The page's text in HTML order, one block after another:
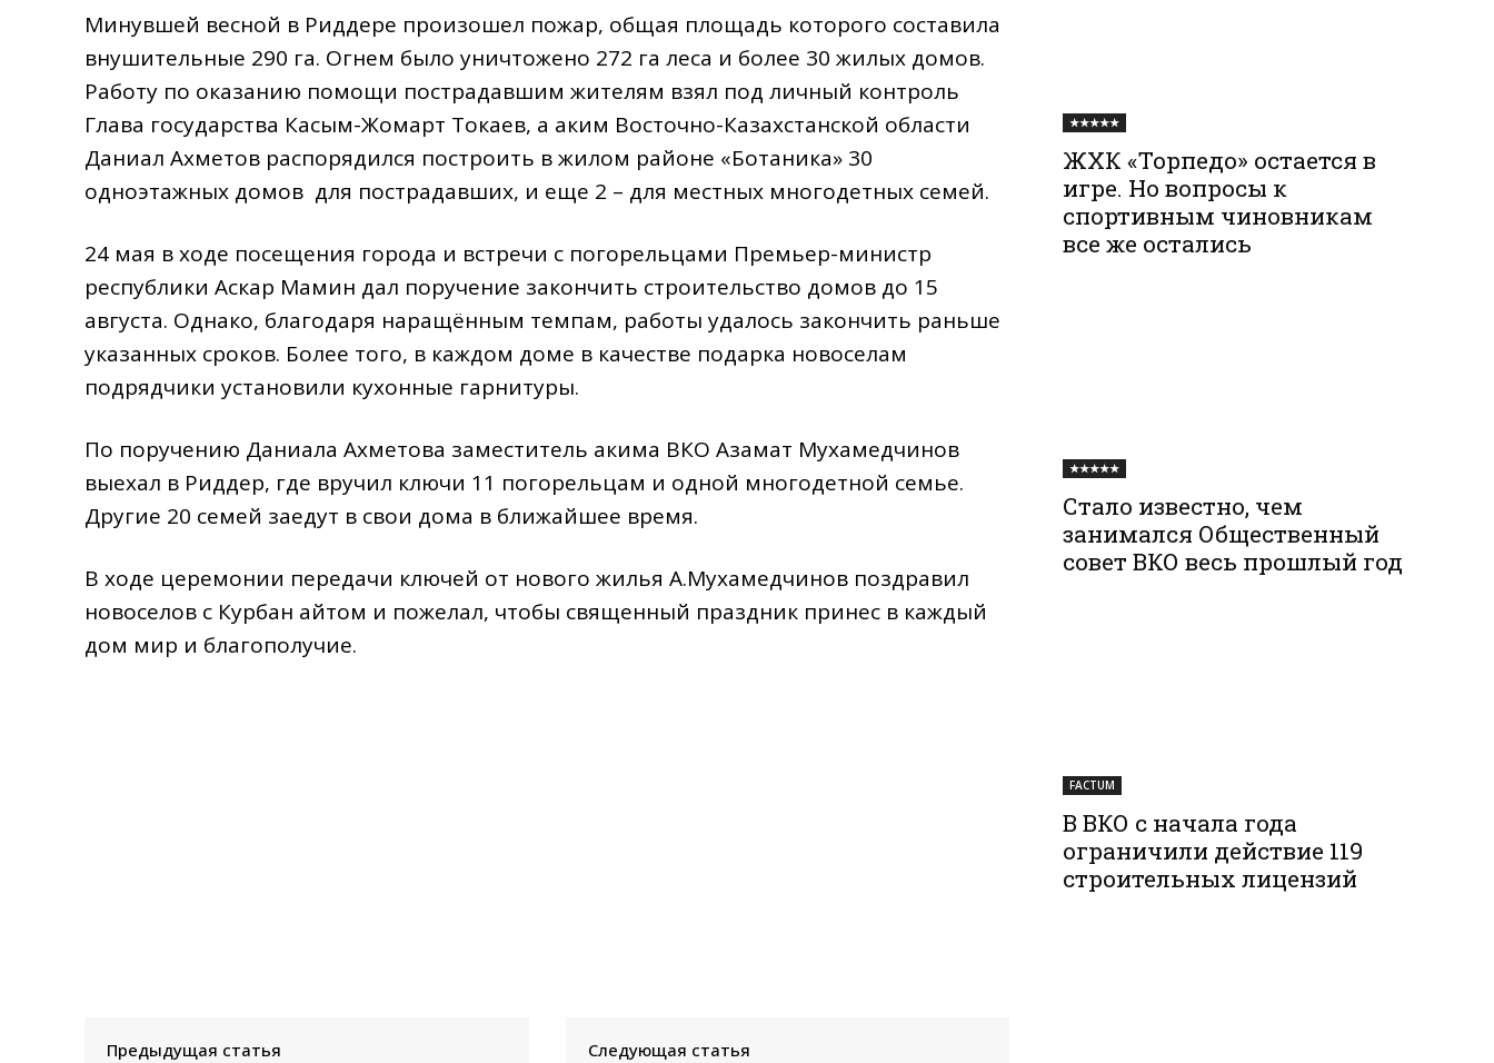
Минувшей весной в Риддере произошел пожар, общая площадь которого составила
внушительные 290 га. Огнем было уничтожено 272 га леса и более 30 жилых домов.
Работу по оказанию помощи пострадавшим жителям взял под личный контроль
Глава государства Касым-Жомарт Токаев, а аким Восточно-Казахстанской области
Даниал Ахметов распорядился построить в жилом районе «Ботаника» 30
одноэтажных домов для пострадавших, и еще 2 – для местных многодетных семей.
24 мая в ходе посещения города и встречи с погорельцами Премьер-министр
республики Аскар Мамин дал поручение закончить строительство домов до 15
августа. Однако, благодаря наращённым темпам, работы удалось закончить раньше
указанных сроков. Более того, в каждом доме в качестве подарка новоселам
подрядчики установили кухонные гарнитуры.
По поручению Даниала Ахметова заместитель акима ВКО Азамат Мухамедчинов
выехал в Риддер, где вручил ключи 11 погорельцам и одной многодетной семье.
Другие 20 семей заедут в свои дома в ближайшее время.
В ходе церемонии передачи ключей от нового жилья А.Мухамедчинов поздравил
новоселов с Курбан айтом и пожелал, чтобы священный праздник принес в каждый
дом мир и благополучие.
Предыдущая статья Следующая статья
★★★★★
ЖХК «Торпедо» остается в
игре. Но вопросы к
спортивным чиновникам
все же остались
★★★★★
Стало известно, чем
занимался Общественный
совет ВКО весь прошлый год
FACTUM
В ВКО с начала года
ограничили действие 119
строительных лицензий